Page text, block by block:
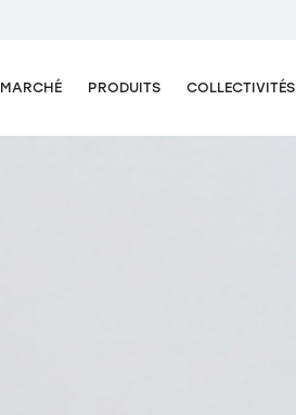
MARCHÉ PRODUITS COLLECTIVITÉS